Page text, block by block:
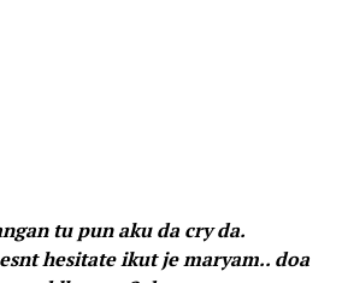
tu pun aku da cry da.
hesitate ikut je maryam.. doa